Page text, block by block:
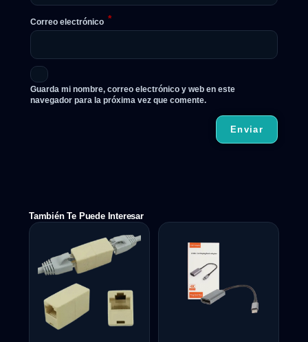
Correo electrónico *
Guarda mi nombre, correo electrónico y web en este
navegador para la próxima vez que comente.
También Te Puede Interesar